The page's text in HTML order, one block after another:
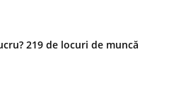
219 de locuri de muncă